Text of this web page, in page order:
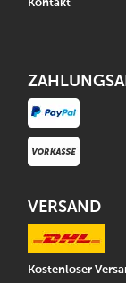
Kontakt
VERSAND
Kostenloser